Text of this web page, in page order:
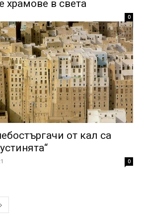
храмове в света
0
от кал са
0